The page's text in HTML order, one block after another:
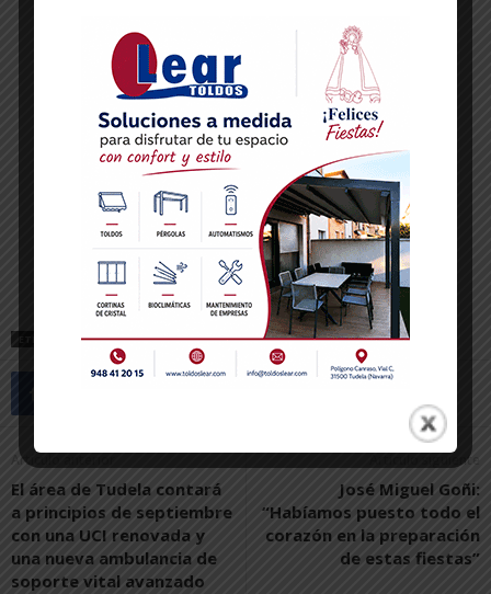
MARCILLA
Artículo anterior
El área de Tudela contará
a principios de septiembre
con una UCI renovada y
una nueva ambulancia de
soporte vital avanzado
Artículo siguiente
José Miguel Goñi:
“Habíamos puesto todo el
corazón en la preparación
de estas fiestas”